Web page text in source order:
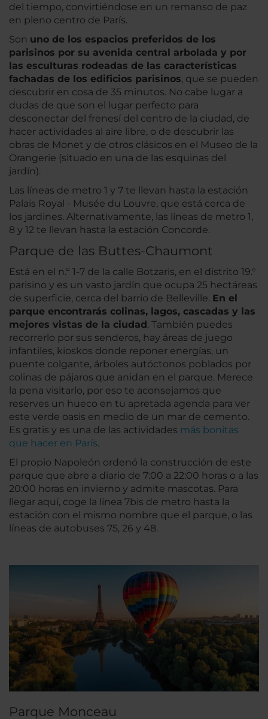
del tiempo, convirtiéndose en un remanso de paz
en pleno centro de París.
Son uno de los espacios preferidos de los
parisinos por su avenida central arbolada y por
las esculturas rodeadas de las características
fachadas de los edificios parisinos, que se pueden
descubrir en cosa de 35 minutos. No cabe lugar a
dudas de que son el lugar perfecto para
desconectar del frenesí del centro de la ciudad, de
hacer actividades al aire libre, o de descubrir las
obras de Monet y de otros clásicos en el Museo de la
Orangerie (situado en una de las esquinas del
jardín).
Las líneas de metro 1 y 7 te llevan hasta la estación
Palais Royal - Musée du Louvre, que está cerca de
los jardines. Alternativamente, las líneas de metro 1,
8 y 12 te llevan hasta la estación Concorde.
Parque de las Buttes-Chaumont
Está en el n.º 1-7 de la calle Botzaris, en el distrito 19.°
parisino y es un vasto jardín que ocupa 25 hectáreas
de superficie, cerca del barrio de Belleville. En el
parque encontrarás colinas, lagos, cascadas y las
mejores vistas de la ciudad. También puedes
recorrerlo por sus senderos, hay áreas de juego
infantiles, kioskos donde reponer energías, un
puente colgante, árboles autóctonos poblados por
colinas de pájaros que anidan en el parque. Merece
la pena visitarlo, por eso te aconsejamos que
reserves un hueco en tu apretada agenda para ver
este verde oasis en medio de un mar de cemento.
Es gratis y es una de las actividades más bonitas
que hacer en París.
El propio Napoleón ordenó la construcción de este
parque que abre a diario de 7:00 a 22:00 horas o a las
20:00 horas en invierno y admite mascotas. Para
llegar aquí, coge la línea 7bis de metro hasta la
estación con el mismo nombre que el parque, o las
líneas de autobuses 75, 26 y 48.
Parque Monceau